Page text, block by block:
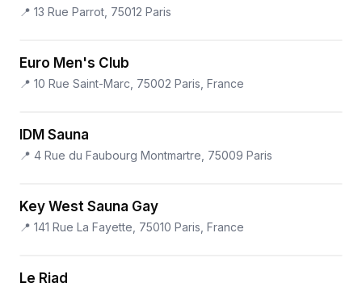
📍 13 Rue Parrot, 75012 Paris
Euro Men's Club
📍 10 Rue Saint-Marc, 75002 Paris, France
IDM Sauna
📍 4 Rue du Faubourg Montmartre, 75009 Paris
Key West Sauna Gay
📍 141 Rue La Fayette, 75010 Paris, France
Le Riad